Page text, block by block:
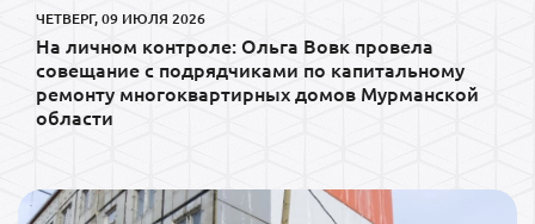
ЧЕТВЕРГ, 09 ИЮЛЯ 2026
На личном контроле: Ольга Вовк провела
совещание с подрядчиками по капитальному
ремонту многоквартирных домов Мурманской
области